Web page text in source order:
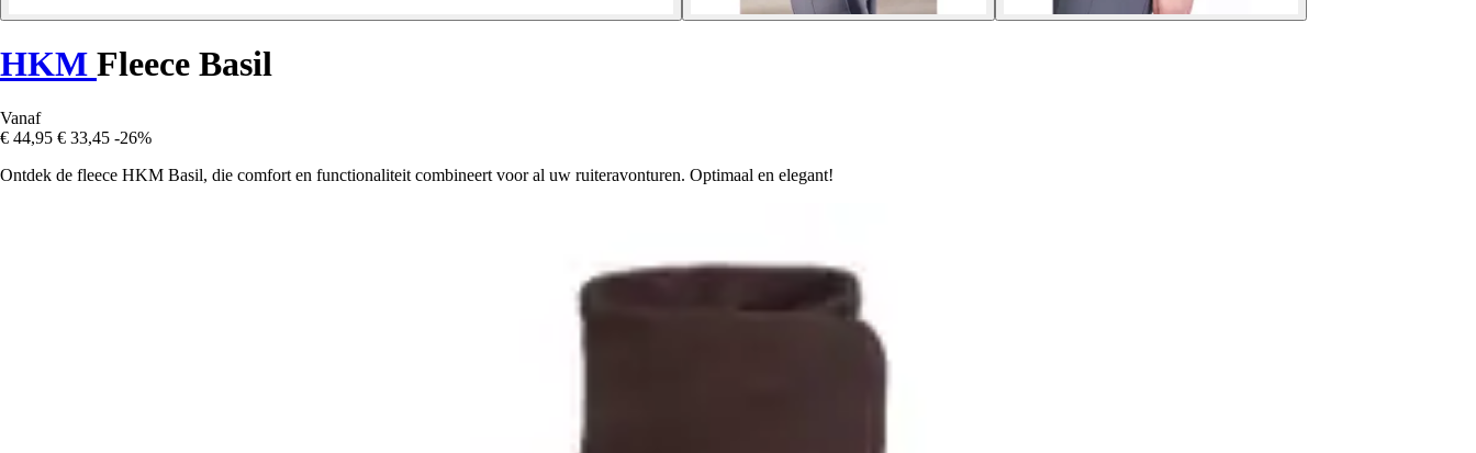
HKM Fleece Basil
Vanaf
€ 44,95 € 33,45 -26%
Ontdek de fleece HKM Basil, die comfort en functionaliteit combineert voor al uw ruiteravonturen. Optimaal en elegant!